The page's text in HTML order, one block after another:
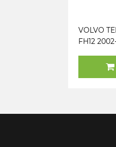
VOLVO
FH12